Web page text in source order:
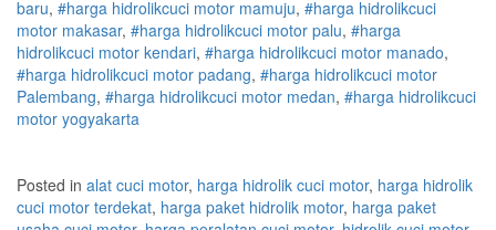
baru, #harga hidrolikcuci motor mamuju, #harga hidrolikcuci
motor makasar, #harga hidrolikcuci motor palu, #harga
hidrolikcuci motor kendari, #harga hidrolikcuci motor manado,
#harga hidrolikcuci motor padang, #harga hidrolikcuci motor
Palembang, #harga hidrolikcuci motor medan, #harga hidrolikcuci
motor yogyakarta
Posted in alat cuci motor, harga hidrolik cuci motor, harga hidrolik
cuci motor terdekat, harga paket hidrolik motor, harga paket